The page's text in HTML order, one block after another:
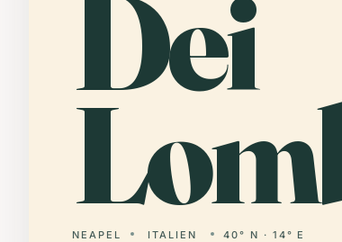
Dei
NEAPEL ITALIEN 40° N · 14° E